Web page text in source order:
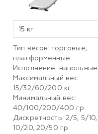
15 кг
Тип весов: торговые,
платформенные
Исполнение: напольные
Максимальный вес:
15/32/60/200 кг
Минимальный вес:
40/100/200/400 гр
Дискретность: 2/5, 5/10,
10/20, 20/50 гр